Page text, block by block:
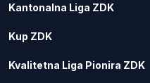
Kantonalna Liga ZDK
Kup ZDK
Kvalitetna Liga Pionira ZDK